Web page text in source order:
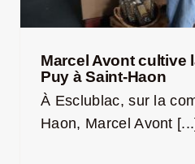
Nouveau Magazine EnVelay
Marcel Avont cultive
Puy à Saint-Haon
À Esclublac, sur la
Haon, Marcel Avont